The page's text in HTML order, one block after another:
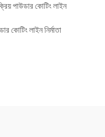
পাউডার কোটিং লাইন
কোটিং লাইন নির্মাতা